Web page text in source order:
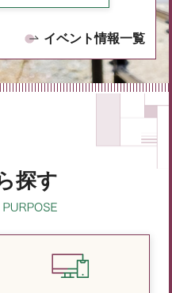
イベント情報一覧
探す